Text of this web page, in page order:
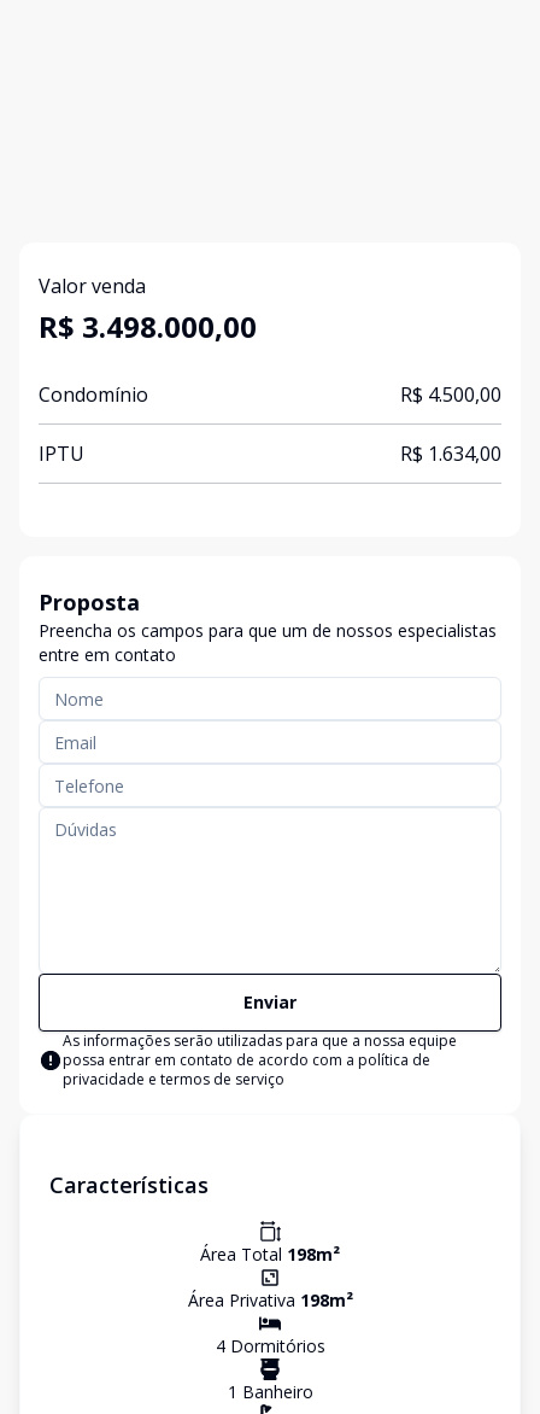
Valor venda
R$ 3.498.000,00
Condomínio R$ 4.500,00
IPTU R$ 1.634,00
Proposta
Preencha os campos para que um de nossos especialistas
entre em contato
Enviar
As informações serão utilizadas para que a nossa equipe
possa entrar em contato de acordo com a política de
privacidade e termos de serviço
Características
Área Total 198m²
Área Privativa 198m²
4Dormitórios
1 Banheiro